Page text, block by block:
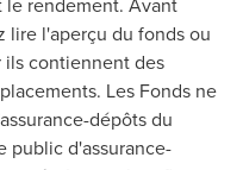
lire l'aperçu du fonds ou
ils contiennent des
Les Fonds ne
dépôts du
public d'assurance-